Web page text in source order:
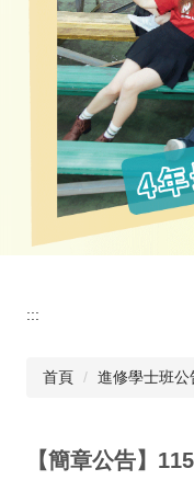
:::
首頁 進修學士班公
【簡章公告】